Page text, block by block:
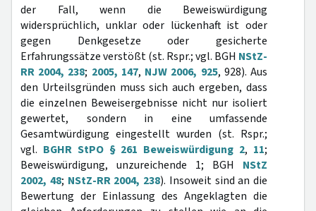
der Fall, wenn die Beweiswürdigung
widersprüchlich, unklar oder lückenhaft ist oder
gegen Denkgesetze oder gesicherte
Erfahrungssätze verstößt (st. Rspr.; vgl. BGH NStZ-
RR 2004, 238; 2005, 147, NJW 2006, 925, 928). Aus
den Urteilsgründen muss sich auch ergeben, dass
die einzelnen Beweisergebnisse nicht nur isoliert
gewertet, sondern in eine umfassende
Gesamtwürdigung eingestellt wurden (st. Rspr.;
vgl. BGHR StPO § 261 Beweiswürdigung 2, 11;
Beweiswürdigung, unzureichende 1; BGH NStZ
2002, 48; NStZ-RR 2004, 238). Insoweit sind an die
Bewertung der Einlassung des Angeklagten die